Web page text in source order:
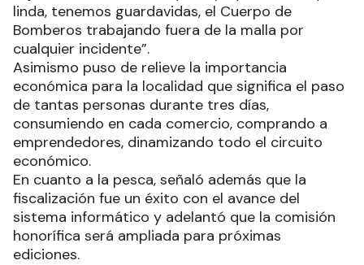
linda, tenemos guardavidas, el Cuerpo de
Bomberos trabajando fuera de la malla por
cualquier incidente”.
Asimismo puso de relieve la importancia
económica para la localidad que significa el paso
de tantas personas durante tres días,
consumiendo en cada comercio, comprando a
emprendedores, dinamizando todo el circuito
económico.
En cuanto a la pesca, señaló además que la
fiscalización fue un éxito con el avance del
sistema informático y adelantó que la comisión
honorífica será ampliada para próximas
ediciones.